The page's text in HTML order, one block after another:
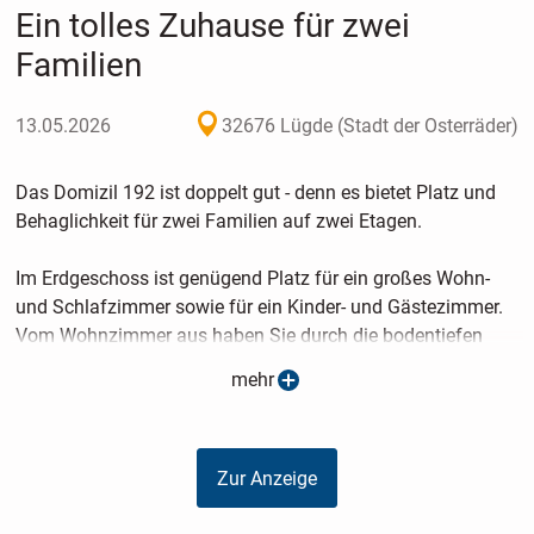
Ein tolles Zuhause für zwei
Familien
13.05.2026 32676 Lügde (Stadt der Osterräder)
Das Domizil 192 ist doppelt gut - denn es bietet Platz und
Behaglichkeit für zwei Familien auf zwei Etagen.
Im Erdgeschoss ist genügend Platz für ein großes Wohn-
und Schlafzimmer sowie für ein Kinder- und Gästezimmer.
Vom Wohnzimmer aus haben Sie durch die bodentiefen
Fenster einen wunderschönen Blick in Ihren Garten. Diesen
können Sie auch von Ihrem Schlaf- und Gästezimmer direkt
dabei der überdachte Winkel zwischen Wohn- und
mehr
Zur Anzeige